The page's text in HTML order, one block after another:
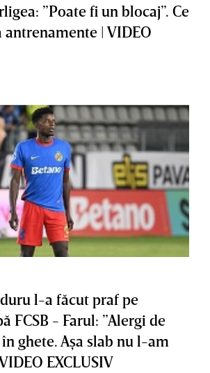
”Poate fi un blocaj”. Ce
antrenamente | VIDEO
l-a făcut praf pe
FCSB - Farul: ”Alergi de
ghete. Aşa slab nu l-am
EXCLUSIV